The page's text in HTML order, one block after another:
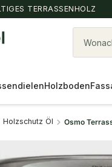
TERRASSENHOLZ
Holzboden
Holzschutz Öl Osmo